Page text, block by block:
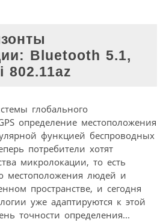
Bluetooth 5.1,
802.11az
глобального
определение местоположения
функцией беспроводных
потребители хотят
микролокации, то есть
местоположения людей и
пространстве, и сегодня
уже адаптируются к этой
точности определения...